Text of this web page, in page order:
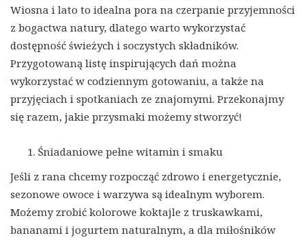
Wiosna i lato to idealna pora na czerpanie przyjemności
z bogactwa natury, dlatego warto wykorzystać
dostępność świeżych i soczystych składników.
Przygotowaną listę inspirujących dań można
wykorzystać w codziennym gotowaniu, a także na
przyjęciach i spotkaniach ze znajomymi. Przekonajmy
się razem, jakie przysmaki możemy stworzyć!
Śniadaniowe pełne witamin i smaku
Jeśli z rana chcemy rozpocząć zdrowo i energetycznie,
sezonowe owoce i warzywa są idealnym wyborem.
Możemy zrobić kolorowe koktajle z truskawkami,
bananami i jogurtem naturalnym, a dla miłośników